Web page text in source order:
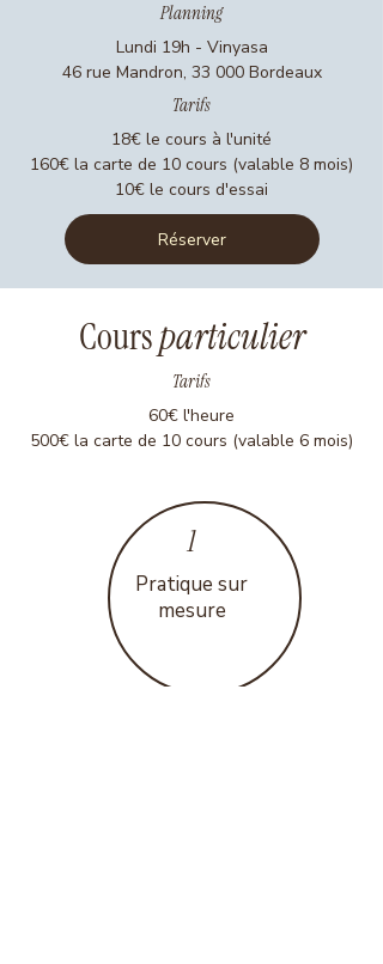
Planning
Lundi 19h - Vinyasa
46 rue Mandron, 33 000 Bordeaux
Tarifs
18€ le cours à l'unité
160€ la carte de 10 cours (valable 8 mois)
10€ le cours d'essai
Réserver
Coursparticulier
Tarifs
60€ l'heure
500€ la carte de 10 cours (valable 6 mois)
Pratique sur
mesure
1